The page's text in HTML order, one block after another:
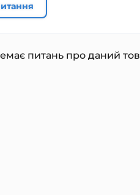
питань про даний